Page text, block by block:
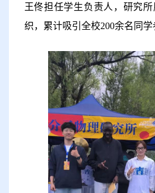
王佟担任学生负责人，研究所
织，累计吸引全校200余名同学